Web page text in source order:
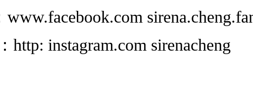
http: instagram.com sirenacheng